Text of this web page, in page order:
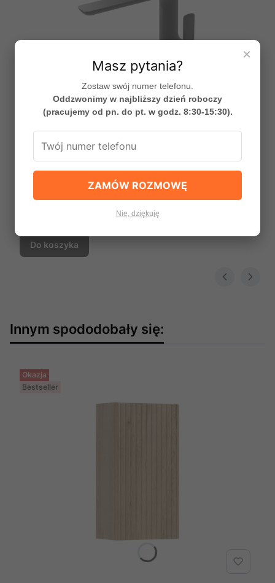
Bateria kuchenna Experience Black produkcji
Do koszyka
Innym spododobały się:
Okazja
Bestseller
×
Masz pytania?
Zostaw swój numer telefonu.
Oddzwonimy w najbliższy dzień roboczy
(pracujemy od pn. do pt. w godz. 8:30-15:30).
ZAMÓW ROZMOWĘ
Nie, dziękuję